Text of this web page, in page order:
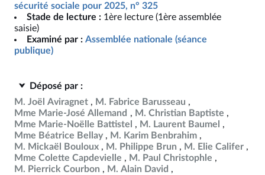
sécurité sociale pour 2025, n° 325
Stade de lecture : 1ère lecture (1ère assemblée
saisie)
Examiné par : Assemblée nationale (séance
publique)
Déposé par :
M. Joël Aviragnet
M. Fabrice Barusseau
Mme Marie-José Allemand
M. Christian Baptiste
Mme Marie-Noëlle Battistel
M. Laurent Baumel
Mme Béatrice Bellay
M. Karim Benbrahim
M. Mickaël Bouloux
M. Philippe Brun
M. Elie Califer
Mme Colette Capdevielle
M. Paul Christophle
M. Pierrick Courbon
M. Alain David